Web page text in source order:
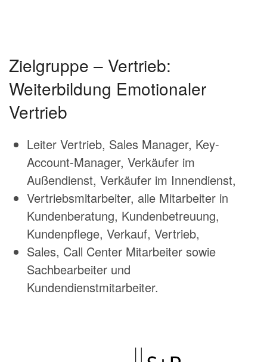
Zielgruppe – Vertrieb:
Weiterbildung Emotionaler
Vertrieb
Leiter Vertrieb, Sales Manager, Key-
Account-Manager, Verkäufer im
Außendienst, Verkäufer im Innendienst,
Vertriebsmitarbeiter, alle Mitarbeiter in
Kundenberatung, Kundenbetreuung,
Kundenpflege, Verkauf, Vertrieb,
Sales, Call Center Mitarbeiter sowie
Sachbearbeiter und
Kundendienstmitarbeiter.